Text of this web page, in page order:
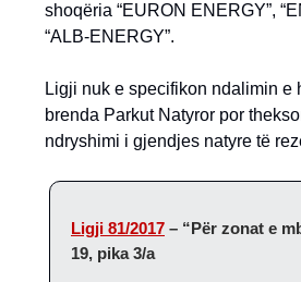
shoqëria “EURON ENERGY”,
“ALB-ENERGY”.
Ligji nuk e specifikon ndalimin e
brenda Parkut Natyror por
ndryshimi i gjendjes natyre të
Ligji 81/2017 – “Për zonat e
19, pika 3/a